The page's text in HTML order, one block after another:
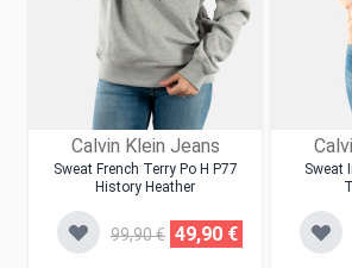
Calvin Klein Jeans
Sweat French Terry Po H P77
History Heather
99,90 € 49,90 €
Sweat